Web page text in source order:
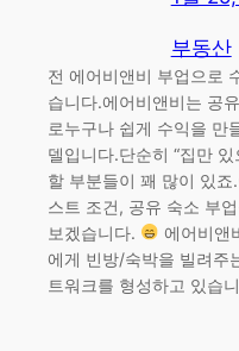
부동산
전 에어비앤비 부업으로
습니다.에어비앤비는 공
로누구나 쉽게 수익을 만
델입니다.단순히 “집만
할 부분들이 꽤 많이 있
스트 조건, 공유 숙소 부
보겠습니다.
에어비앤
에게 빈방/숙박을 빌려주
트워크를 형성하고 있습